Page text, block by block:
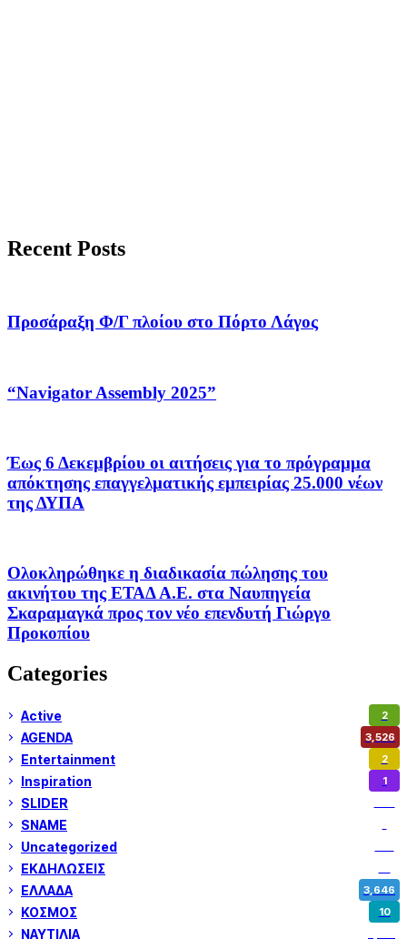
Recent Posts
Προσάραξη Φ/Γ πλοίου στο Πόρτο Λάγος
“Navigator Assembly 2025”
Έως 6 Δεκεμβρίου οι αιτήσεις για το πρόγραμμα
απόκτησης επαγγελματικής εμπειρίας 25.000 νέων
της ΔΥΠΑ
Oλοκληρώθηκε η διαδικασία πώλησης του
ακινήτου της ΕΤΑΔ Α.Ε. στα Ναυπηγεία
Σκαραμαγκά προς τον νέο επενδυτή Γιώργο
Προκοπίου
Categories
Active 2
AGENDA 3,526
Entertainment 2
Inspiration 1
SLIDER
SNAME
Uncategorized
ΕΚΔΗΛΩΣΕΙΣ
ΕΛΛΑΔΑ 3,646
ΚΟΣΜΟΣ 10
ΝΑΥΤΙΛΙΑ